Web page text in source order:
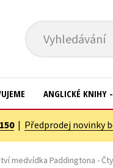
Vyhledávání
Kuchařky
ANGLICKÉ KNIHY
| Předprodej novinky
medvídka Paddingtona -